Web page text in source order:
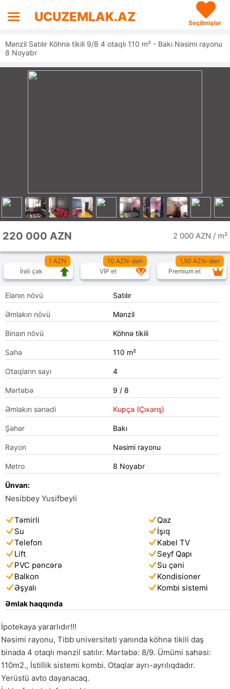
UCUZEMLAK.AZ Seçilmişlər
Mənzil Satılır Köhnə tikili 9/8 4 otaqlı 110 m² - Bakı Nəsimi rayonu
8 Noyabr
220 000 AZN 2 000 AZN / m²
1 AZN
İrəli çək
10 AZN-dən
VİP et
1,50 AZN-dən
Premium et
Elanın növü Satılır
Əmlakın növü Mənzil
Binaın növü Köhnə tikili
Sahə 110 m²
Otaqların sayı 4
Mərtəbə 9 / 8
Əmlakın sənədi Kupça (Çıxarış)
Şəhər Bakı
Rayon Nəsimi rayonu
Metro 8 Noyabr
Ünvan:
Nesibbey Yusifbeyli
Təmirli
Qaz
Su
İşıq
Telefon
Kabel TV
Lift
Seyf Qapı
PVC pəncərə
Su çəni
Balkon
Kondisioner
Əşyalı
Kombi sistemi
Əmlak haqqında
İpotekaya yararlıdır!!!
Nəsimi rayonu, Tibb universiteti yanında köhnə tikili daş
binada 4 otaqlı mənzil satılır. Mərtəbə: 8/9. Ümümi sahəsi:
110m2., İstillik sistemi kombi. Otaqlar ayrı-ayrılıqdadır.
Yerüstü avto dayanacaq.